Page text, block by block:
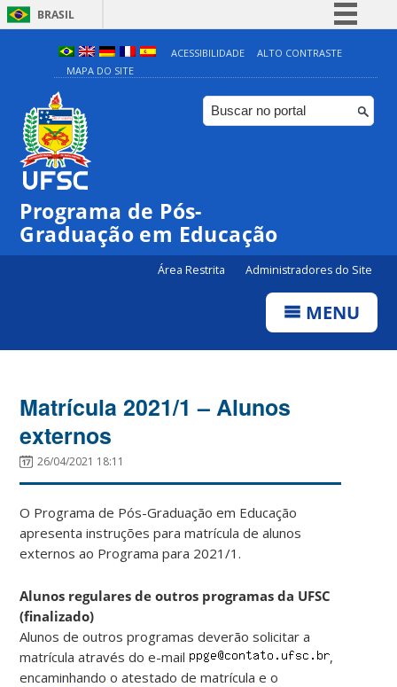
BRASIL
Simplifique!
Comunica BR
Participe
ACESSIBILIDADE
ALTO CONTRASTE
MAPA DO SITE
Programa de Pós-
Graduação em Educação
Área Restrita Administradores do Site
MENU
Matrícula 2021/1 – Alunos
externos
26/04/2021 18:11
O Programa de Pós-Graduação em Educação
apresenta instruções para matrícula de alunos
externos ao Programa para 2021/1.
Alunos regulares de outros programas da UFSC
(finalizado)
Alunos de outros programas deverão solicitar a
matrícula através do e-mail
,
encaminhando o atestado de matrícula e o